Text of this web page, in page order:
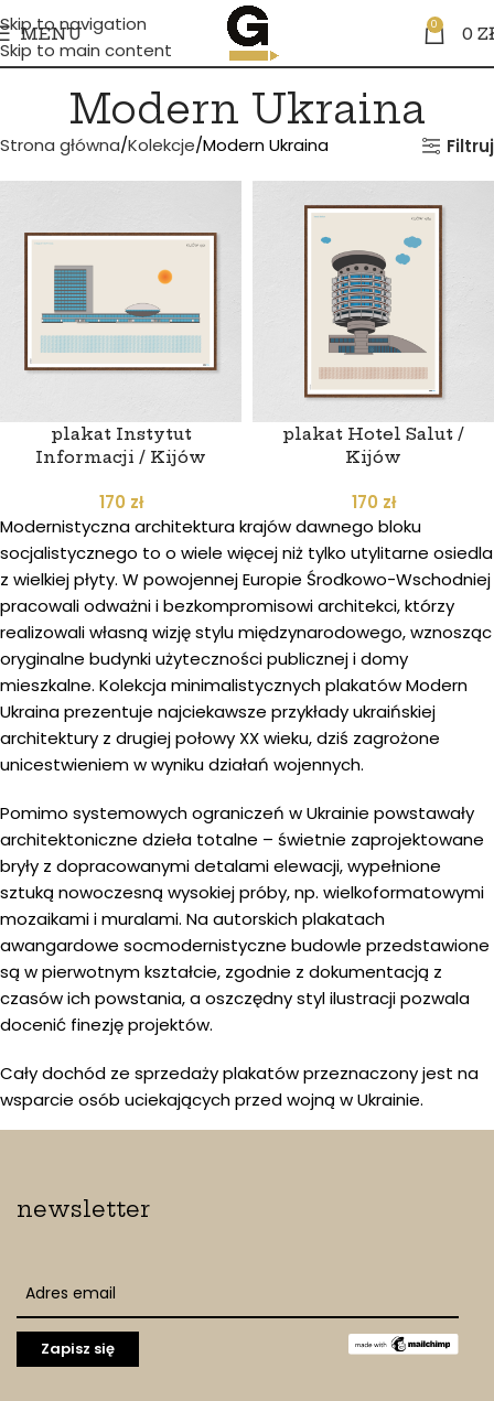
Skip to navigation
Skip to main content
MENU 0 0
Modern Ukraina
Strona główna Kolekcje Modern Ukraina Filtruj
plakat Instytut
Informacji / Kijów
170 zł
plakat Hotel Salut /
Kijów
170 zł
Modernistyczna architektura krajów dawnego bloku
socjalistycznego to o wiele więcej niż tylko utylitarne osiedla
z wielkiej płyty. W powojennej Europie Środkowo-Wschodniej
pracowali odważni i bezkompromisowi architekci, którzy
realizowali własną wizję stylu międzynarodowego, wznosząc
oryginalne budynki użyteczności publicznej i domy
mieszkalne. Kolekcja minimalistycznych plakatów Modern
Ukraina prezentuje najciekawsze przykłady ukraińskiej
architektury z drugiej połowy XX wieku, dziś zagrożone
unicestwieniem w wyniku działań wojennych.
Pomimo systemowych ograniczeń w Ukrainie powstawały
architektoniczne dzieła totalne – świetnie zaprojektowane
bryły z dopracowanymi detalami elewacji, wypełnione
sztuką nowoczesną wysokiej próby, np. wielkoformatowymi
mozaikami i muralami. Na autorskich plakatach
awangardowe socmodernistyczne budowle przedstawione
są w pierwotnym kształcie, zgodnie z dokumentacją z
czasów ich powstania, a oszczędny styl ilustracji pozwala
docenić finezję projektów.
Cały dochód ze sprzedaży plakatów przeznaczony jest na
wsparcie osób uciekających przed wojną w Ukrainie.
newsletter